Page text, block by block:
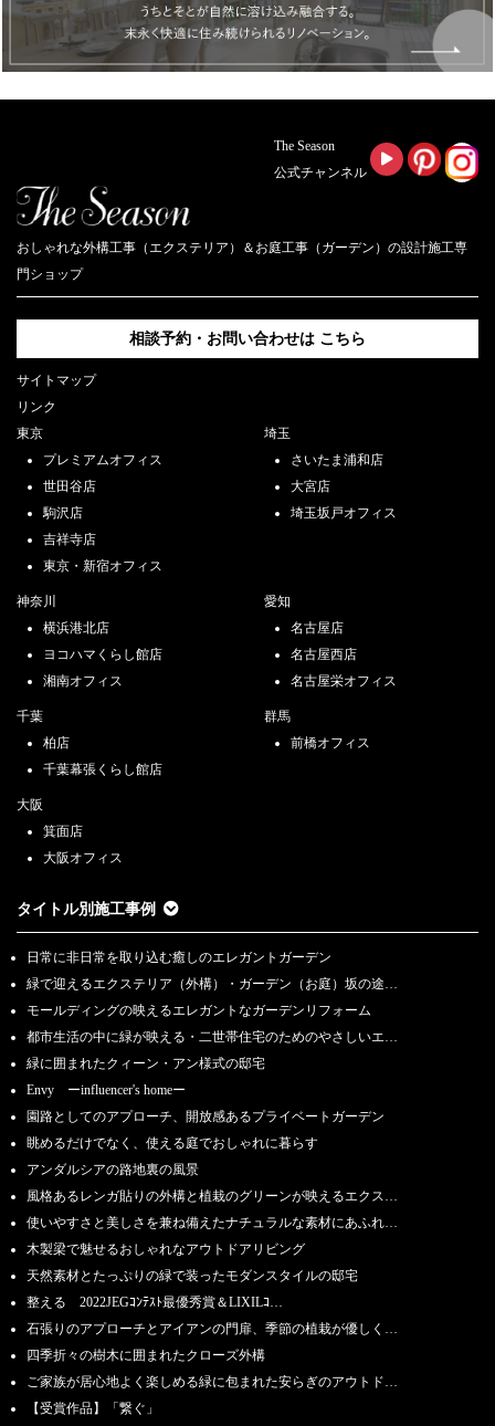
The Season
公式チャンネル
おしゃれな外構工事（エクステリア）＆お庭工事（ガーデン）の設計施工専
門ショップ
相談予約・お問い合わせは こちら
サイトマップ
リンク
東京
プレミアムオフィス
世田谷店
駒沢店
吉祥寺店
東京・新宿オフィス
千葉
柏店
千葉幕張くらし館店
群馬
前橋オフィス
愛知
名古屋店
名古屋西店
名古屋栄オフィス
神奈川
横浜港北店
ヨコハマくらし館店
湘南オフィス
埼玉
さいたま浦和店
大宮店
埼玉坂戸オフィス
大阪
箕面店
大阪オフィス
タイトル別施工事例
日常に非日常を取り込む癒しのエレガントガーデン
緑で迎えるエクステリア（外構）・ガーデン（お庭）坂の途…
モールディングの映えるエレガントなガーデンリフォーム
都市生活の中に緑が映える・二世帯住宅のためのやさしいエ…
緑に囲まれたクィーン・アン様式の邸宅
Envy ーinfluencer's homeー
園路としてのアプローチ、開放感あるプライベートガーデン
眺めるだけでなく、使える庭でおしゃれに暮らす
アンダルシアの路地裏の風景
風格あるレンガ貼りの外構と植栽のグリーンが映えるエクス…
使いやすさと美しさを兼ね備えたナチュラルな素材にあふれ…
木製梁で魅せるおしゃれなアウトドアリビング
天然素材とたっぷりの緑で装ったモダンスタイルの邸宅
整える 2022JEGｺﾝﾃｽﾄ最優秀賞＆LIXILｺ…
石張りのアプローチとアイアンの門扉、季節の植栽が優しく…
四季折々の樹木に囲まれたクローズ外構
ご家族が居心地よく楽しめる緑に包まれた安らぎのアウトド…
【受賞作品】「繋ぐ」